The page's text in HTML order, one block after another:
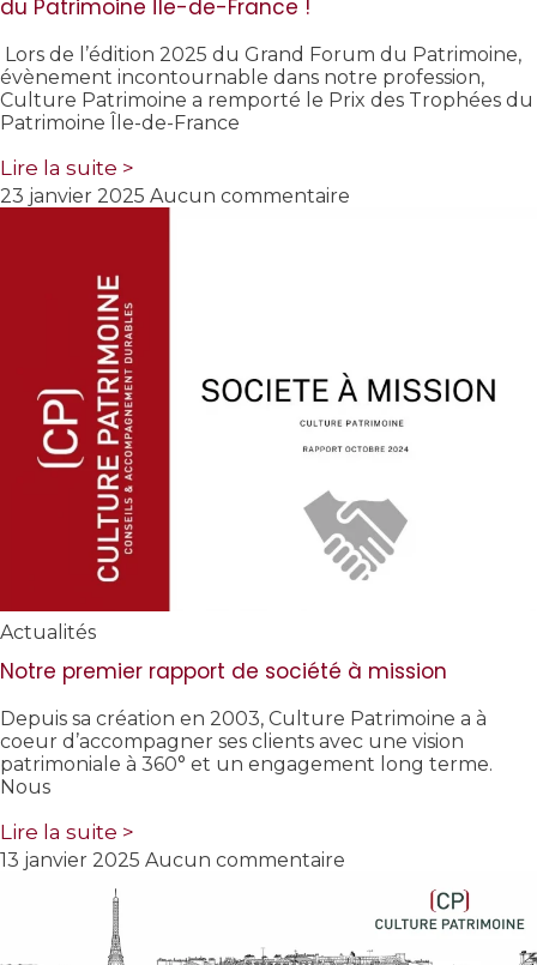
du Patrimoine Île-de-France !
Lors de l’édition 2025 du Grand Forum du Patrimoine,
évènement incontournable dans notre profession,
Culture Patrimoine a remporté le Prix des Trophées du
Patrimoine Île-de-France
Lire la suite >
23 janvier 2025 Aucun commentaire
Actualités
Notre premier rapport de société à mission
Depuis sa création en 2003, Culture Patrimoine a à
coeur d’accompagner ses clients avec une vision
patrimoniale à 360° et un engagement long terme.
Nous
Lire la suite >
13 janvier 2025 Aucun commentaire